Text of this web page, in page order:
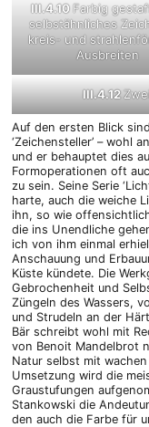
III.4.10Farbig
selbstähnliches
kreis- und
Ausbreiten
III.4.12
Auf den ersten Blick
‘Zeichensteller’ – wohl
und er behauptet dies
Formoperationen oft
zu sein. Seine Serie
harte, auch die weiche
ihn, so wie
die ins Unendliche
ich von ihm einmal
Anschauung und
Küste kündete. Die
Gebrochenheit und
Züngeln des Wassers,
und Strudeln an der
Bär schreibt wohl mit
von Benoit Mandelbrot
Natur selbst mit
Umsetzung wird die
Graustufungen
Stankowski die
den auch die Farbe für